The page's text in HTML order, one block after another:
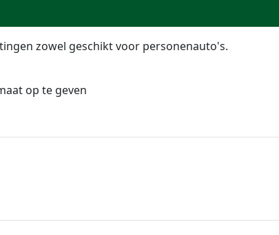
zowel geschikt voor personenauto's.
op te geven